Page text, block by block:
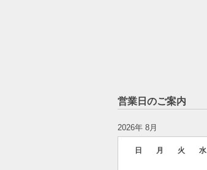
営業日のご案内
2026年 8月
日 月 火 水